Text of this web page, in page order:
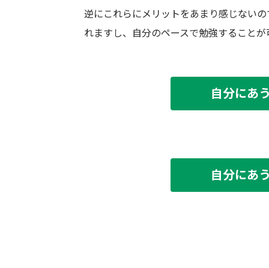
逆にこれらにメリットをあまり感じない
れますし、自分のペースで勉強すること
自分にあ
自分にあ